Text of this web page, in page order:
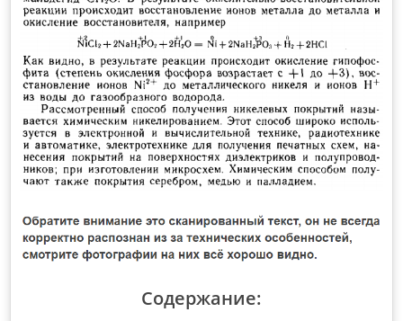
Содержание: